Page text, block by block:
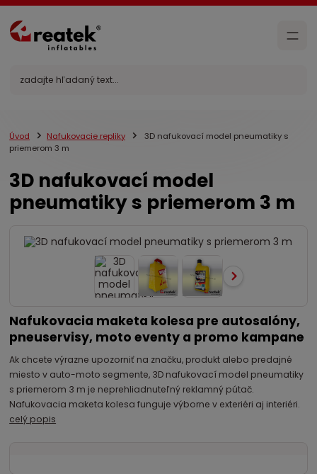
Úvod Nafukovacie repliky
3D nafukovací model pneumatiky s
priemerom 3 m
3D nafukovací model
pneumatiky s priemerom 3 m
Nafukovacia maketa kolesa pre autosalóny,
pneuservisy, moto eventy a promo kampane
Ak chcete výrazne upozorniť na značku, produkt alebo predajné
miesto v auto-moto segmente, 3D nafukovací model pneumatiky
s priemerom 3 m je neprehliadnuteľný reklamný pútač.
Nafukovacia maketa kolesa funguje výborne v exteriéri aj interiéri.
celý popis